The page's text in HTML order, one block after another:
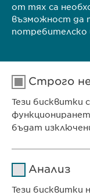
от тях са
възможност да
потребителско
Строго
Тези бисквитки
бъдат
Анализ
Тези бисквитки